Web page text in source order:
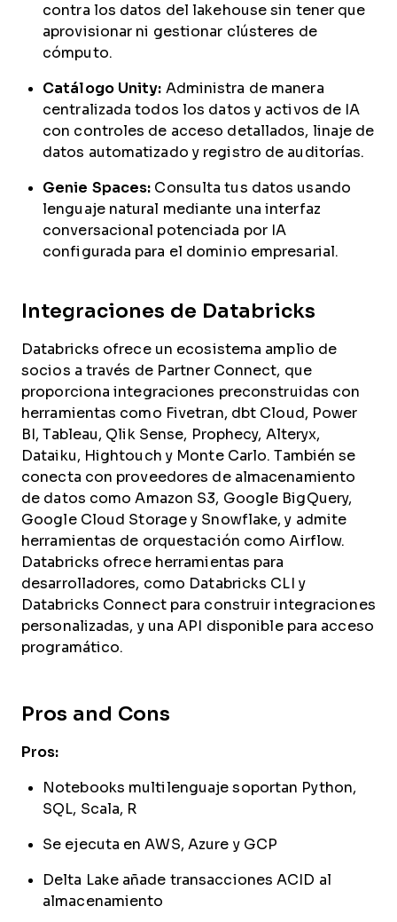
contra los datos del lakehouse sin tener que
aprovisionar ni gestionar clústeres de
cómputo.
Catálogo Unity: Administra de manera
centralizada todos los datos y activos de IA
con controles de acceso detallados, linaje de
datos automatizado y registro de auditorías.
Genie Spaces: Consulta tus datos usando
lenguaje natural mediante una interfaz
conversacional potenciada por IA
configurada para el dominio empresarial.
Integraciones de Databricks
Databricks ofrece un ecosistema amplio de
socios a través de Partner Connect, que
proporciona integraciones preconstruidas con
herramientas como Fivetran, dbt Cloud, Power
BI, Tableau, Qlik Sense, Prophecy, Alteryx,
Dataiku, Hightouch y Monte Carlo. También se
conecta con proveedores de almacenamiento
de datos como Amazon S3, Google BigQuery,
Google Cloud Storage y Snowflake, y admite
herramientas de orquestación como Airflow.
Databricks ofrece herramientas para
desarrolladores, como Databricks CLI y
Databricks Connect para construir integraciones
personalizadas, y una API disponible para acceso
programático.
Pros and Cons
Pros:
Notebooks multilenguaje soportan Python,
SQL, Scala, R
Se ejecuta en AWS, Azure y GCP
Delta Lake añade transacciones ACID al
almacenamiento